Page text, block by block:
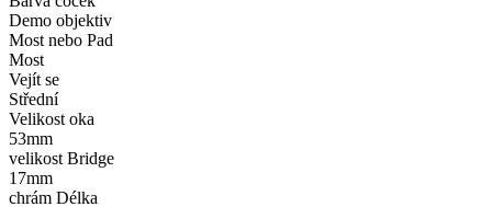
Demo objektiv
Most nebo Pad
Most
Vejít se
Střední
Velikost oka
53mm
velikost Bridge
17mm
chrám Délka